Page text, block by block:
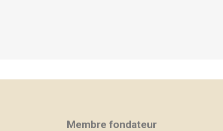
Membre fondateur